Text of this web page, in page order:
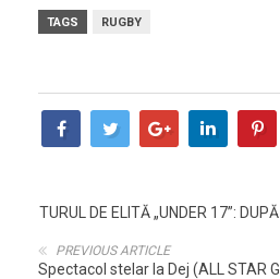
TAGS RUGBY
TURUL DE ELITĂ „UNDER 17”:
PREVIOUS ARTICLE
Spectacol stelar la Dej (ALL STAR